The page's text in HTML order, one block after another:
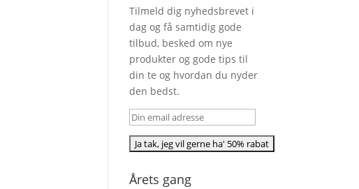
Tilmeld dig nyhedsbrevet i
dag og få samtidig gode
tilbud, besked om nye
produkter og gode tips til
din te og hvordan du nyder
den bedst.
Årets gang